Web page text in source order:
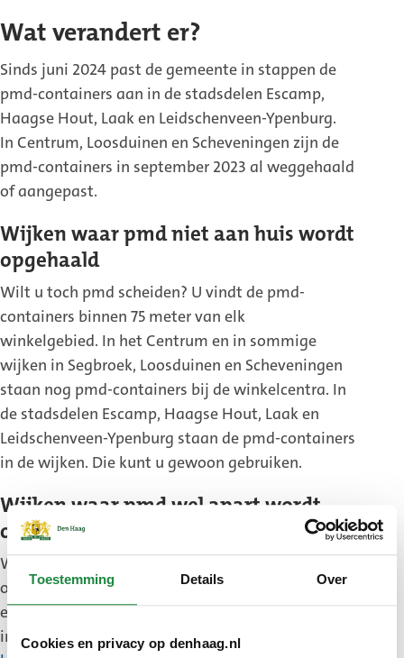
Toestemming Details Over
Cookies en privacy op denhaag.nl
Wat verandert er?
Sinds juni 2024 past de gemeente in stappen de
pmd-containers aan in de stadsdelen Escamp,
Haagse Hout, Laak en Leidschenveen-Ypenburg.
In Centrum, Loosduinen en Scheveningen zijn de
pmd-containers in september 2023 al weggehaald
of aangepast.
Wijken waar pmd niet aan huis wordt
opgehaald
Wilt u toch pmd scheiden? U vindt de pmd-
containers binnen 75 meter van elk
winkelgebied. In het Centrum en in sommige
wijken in Segbroek, Loosduinen en Scheveningen
staan nog pmd-containers bij de winkelcentra. In
de stadsdelen Escamp, Haagse Hout, Laak en
Leidschenveen-Ypenburg staan de pmd-containers
in de wijken. Die kunt u gewoon gebruiken.
Wijken waar pmd wel apart wordt
opgehaald
Woont u in een wijk waar pmd aan huis wordt
opgehaald? Dan verandert er niets. Dan heeft u
een pmd-container aan huis. Bekijk wanneer afval
in uw straat wordt opgehaald in de